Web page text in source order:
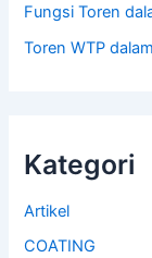
Fungsi Toren
Toren WTP
Kategori
Artikel
COATING